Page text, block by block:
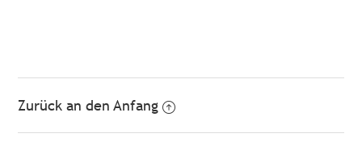
Zurück an den Anfang